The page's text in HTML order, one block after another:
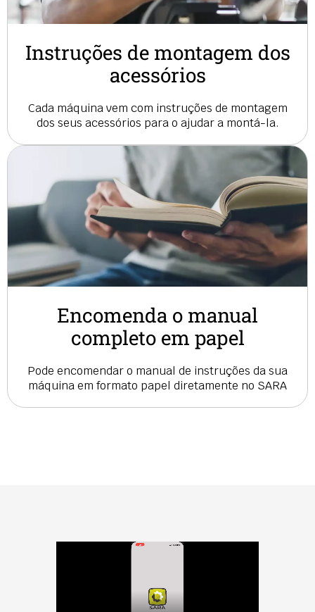
Instruções de montagem dos
acessórios
Cada máquina vem com instruções de montagem
dos seus acessórios para o ajudar a montá-la.
Encomenda o manual
completo em papel
Pode encomendar o manual de instruções da sua
máquina em formato papel diretamente no SARA